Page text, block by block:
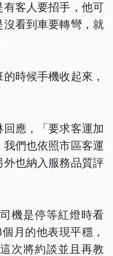
客人要招手，他可
看到車要轉彎，就
時候手機收起來，
應，「要求客運加
們也依照市區客運
也納入服務品質評
機是停等紅燈時看
月的他表現平穩，
次將約談並且再教